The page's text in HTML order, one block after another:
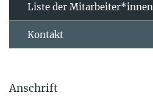
Liste der Mitarbeiter*innen
Kontakt
Anschrift